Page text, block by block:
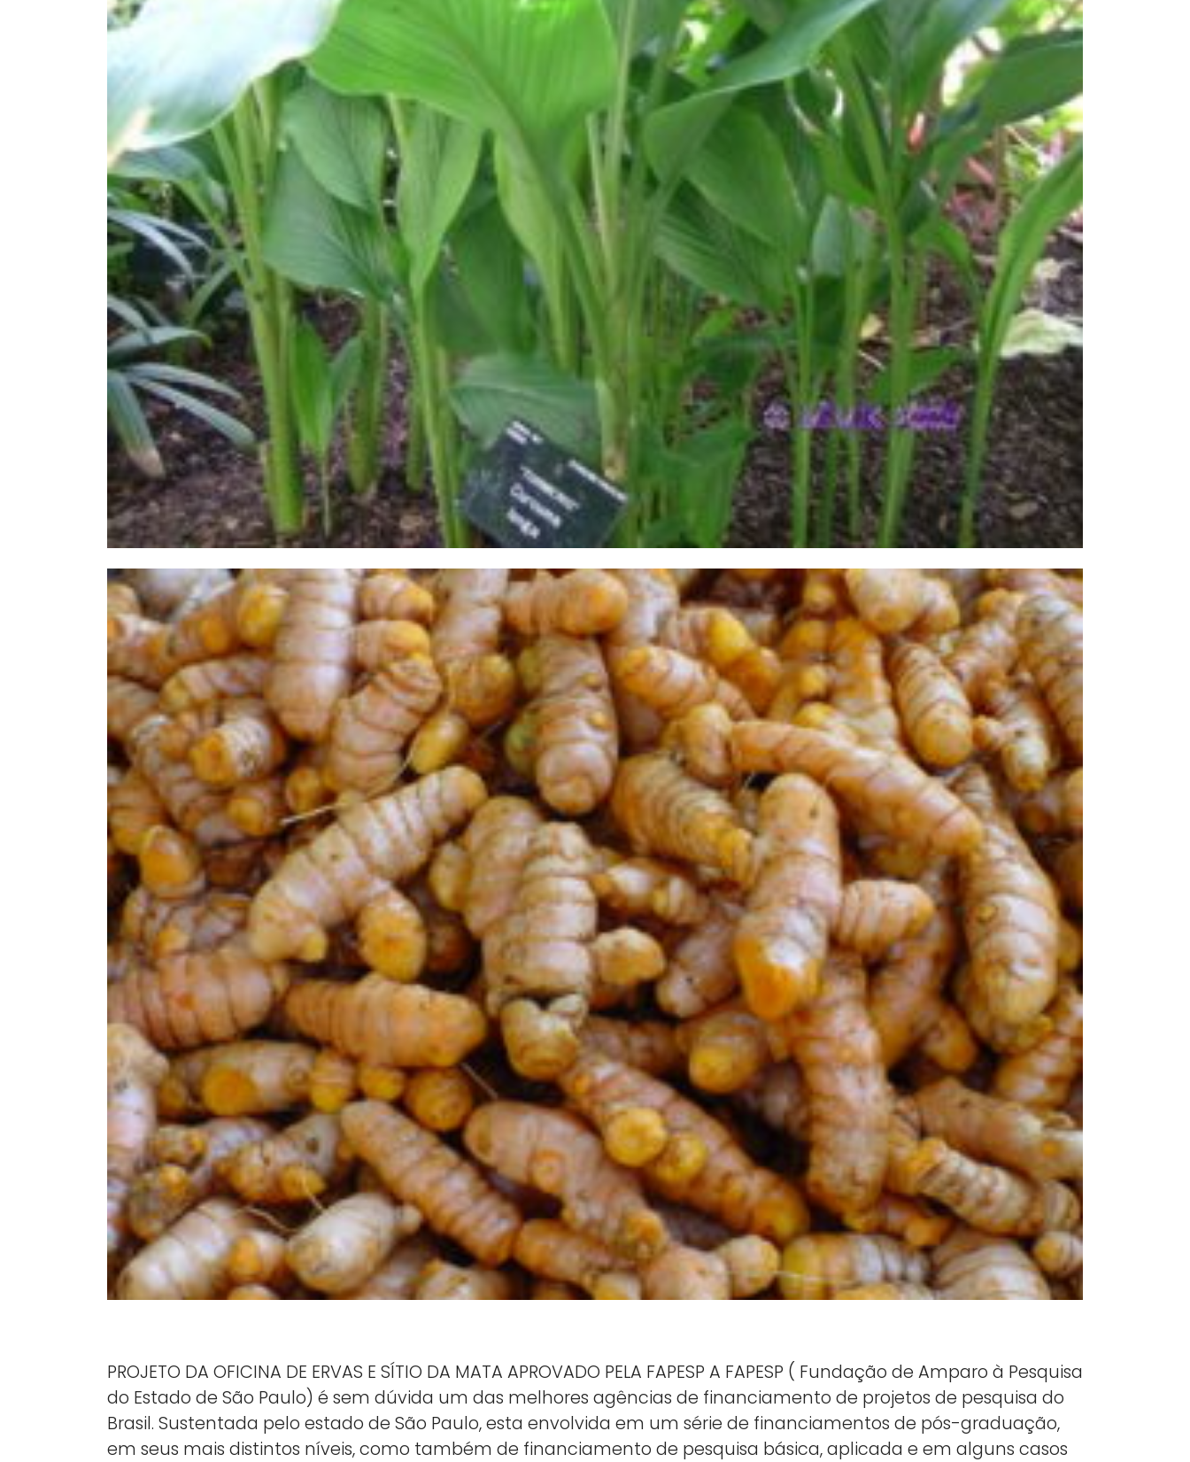
PROJETO DA OFICINA DE ERVAS E SÍTIO DA MATA APROVADO PELA FAPESP A FAPESP ( Fundação de Amparo à Pesquisa
do Estado de São Paulo) é sem dúvida um das melhores agências de financiamento de projetos de pesquisa do
Brasil. Sustentada pelo estado de São Paulo, esta envolvida em um série de financiamentos de pós-graduação,
em seus mais distintos níveis, como também de financiamento de pesquisa básica, aplicada e em alguns casos